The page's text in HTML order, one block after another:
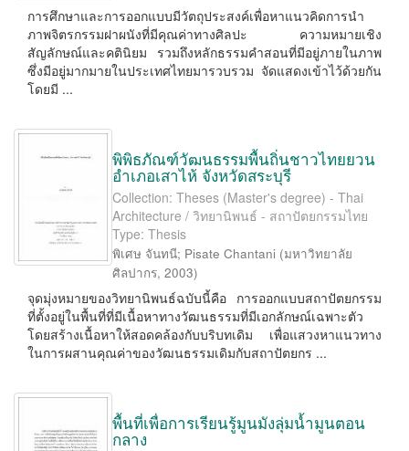
การศึกษาและการออกแบบมีวัตถุประสงค์เพื่อหาแนวคิดการนำ
ภาพจิตรกรรมฝาผนังที่มีคุณค่าทางศิลปะ ความหมายเชิง
สัญลักษณ์และคตินิยม รวมถึงหลักธรรมคำสอนที่มีอยู่ภายในภาพ
ซึ่งมีอยู่มากมายในประเทศไทยมารวบรวม จัดแสดงเข้าไว้ด้วยกัน
โดยมี ...
พิพิธภัณฑ์วัฒนธรรมพื้นถิ่นชาวไทยยวน
อำเภอเสาไห้ จังหวัดสระบุรี
Collection: Theses (Master's degree) - Thai
Architecture / วิทยานิพนธ์ - สถาปัตยกรรมไทย
Type: Thesis
พิเศษ จันทนี; Pisate Chantani (มหาวิทยาลัย
ศิลปากร, 2003)
จุดมุ่งหมายของวิทยานิพนธ์ฉบับนี้คือ การออกแบบสถาปัตยกรรม
ที่ตั้งอยู่ในพื้นที่ที่มีเนื้อหาทางวัฒนธรรมที่มีเอกลักษณ์เฉพาะตัว
โดยสร้างเนื้อหาให้สอดคล้องกับบริบทเดิม เพื่อแสวงหาแนวทาง
ในการผสานคุณค่าของวัฒนธรรมเดิมกับสถาปัตยกร ...
พื้นที่เพื่อการเรียนรู้มูนมังลุ่มน้ำมูนตอน
กลาง